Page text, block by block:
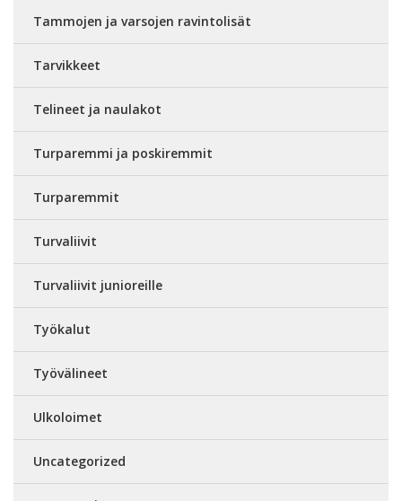
Tammojen ja varsojen ravintolisät
Tarvikkeet
Telineet ja naulakot
Turparemmi ja poskiremmit
Turparemmit
Turvaliivit
Turvaliivit junioreille
Työkalut
Työvälineet
Ulkoloimet
Uncategorized